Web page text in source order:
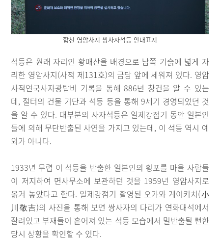
합천 영암사지 쌍사자석등 안내표지
석등은 원래 자리인 황매산을 배경으로 남쪽 기슭에 넓게 자
리한 영암사지(사적 제131호)의 금당 앞에 세워져 있다. 영암
사적연국사자광탑비 기록을 통해 886년 창건을 알 수 있는
데, 절터의 건물 기단과 석등 등을 통해 9세기 경영되었던 것
을 알 수 있다. 대부분의 사자석등은 일제강점기 동안 일본인
들에 의해 무단반출된 사연을 가지고 있는데, 이 석등 역시 예
외가 아니다.
1933년 무렵 이 석등을 반출한 일본인의 횡포를 마을 사람들
이 저지하여 면사무소에 보관하던 것을 1959년 영암사지로
옮겨 놓았다고 한다. 일제강점기 촬영된 오가와 게이키치(小
川敬吉)의 사진을 통해 보면 쌍사자의 다리가 연화대석에서
잘려있고 부재들이 흩어져 있는 석등 모습에서 밀반출될 뻔한
당시 상황을 확인할 수 있다.